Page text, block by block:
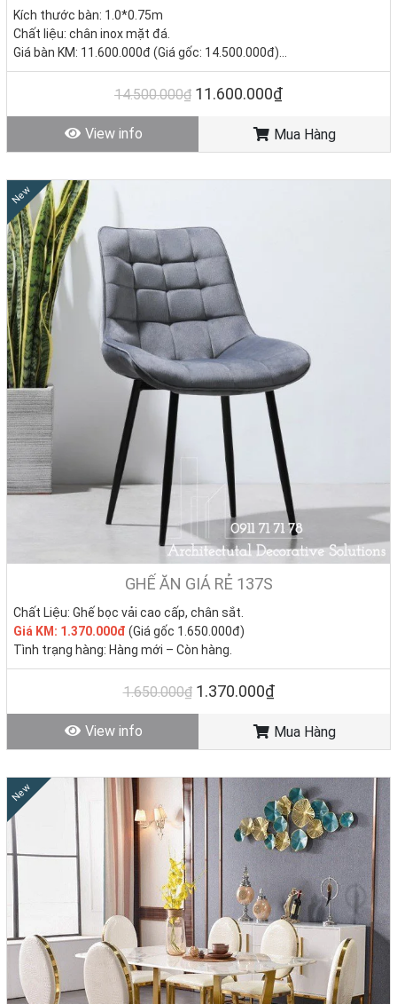
Kích thước bàn: 1.0*0.75m
Chất liệu: chân inox mặt đá.
Giá bàn KM: 11.600.000đ (Giá gốc: 14.500.000đ)
Giá ghế KM: 1.820.000đ/Cái (Giá gốc: 2.850.000đ)
Giá trọn bộ 6 ghế: 22.520.000đ
14.500.000₫ 11.600.000₫
View info Mua Hàng
New
GHẾ ĂN GIÁ RẺ 137S
Chất Liệu: Ghế bọc vải cao cấp, chân sắt.
Giá KM: 1.370.000đ (Giá gốc 1.650.000đ)
Tình trạng hàng: Hàng mới – Còn hàng.
1.650.000₫ 1.370.000₫
View info Mua Hàng
New